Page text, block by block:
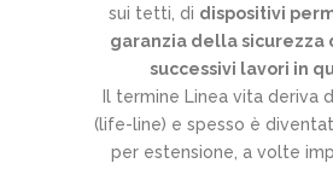
sui tetti, di dispositivi
garanzia della sicurezza
successivi lavori in
Il termine Linea vita deriva
(life-line) e spesso è
per estensione, a volte